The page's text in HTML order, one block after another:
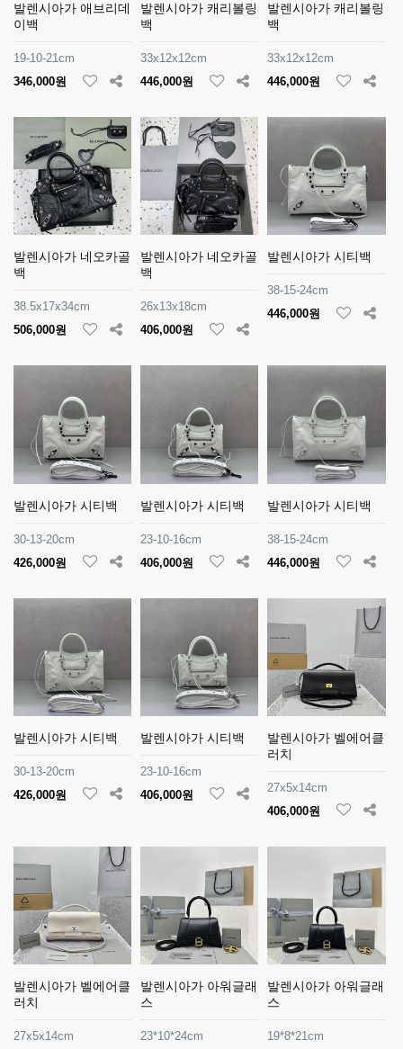
발렌시아가 애브리데
이백
19-10-21cm
346,000원
발렌시아가 캐리볼링
백
33x12x12cm
446,000원
발렌시아가 캐리볼링
백
33x12x12cm
446,000원
발렌시아가 네오카골
백
38.5x17x34cm
506,000원
발렌시아가 네오카골
백
26x13x18cm
406,000원
발렌시아가 시티백
38-15-24cm
446,000원
발렌시아가 시티백
30-13-20cm
426,000원
발렌시아가 시티백
23-10-16cm
406,000원
발렌시아가 시티백
38-15-24cm
446,000원
발렌시아가 시티백
30-13-20cm
426,000원
발렌시아가 시티백
23-10-16cm
406,000원
발렌시아가 벨에어클
러치
27x5x14cm
406,000원
발렌시아가 벨에어클
러치
27x5x14cm
발렌시아가 아워글래
스
23*10*24cm
발렌시아가 아워글래
스
19*8*21cm